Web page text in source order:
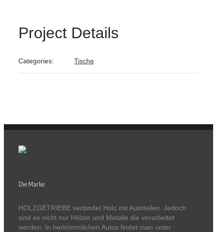
Project Details
Categories: Tische
Die Marke
HOLZGETRIEBE verbindet Holz mit Autoteilen. Jedoch
sind es nicht nur Hölzer und Metalle die verarbeitet
werden. In herkömmlichen Autos findet man unter